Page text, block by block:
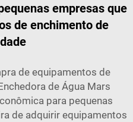
empresas que
de enchimento de
de equipamentos de
de Água Mars
para pequenas
de adquirir equipamentos